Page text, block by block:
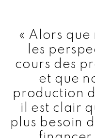
« Alors que
les
cours des
et que
production
il est clair
plus besoin